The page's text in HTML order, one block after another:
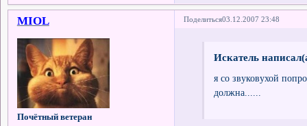
Поделиться03.12.2007 23:48
MIOL
Почётный ветеран
Искатель
я со звуковухой
должна......